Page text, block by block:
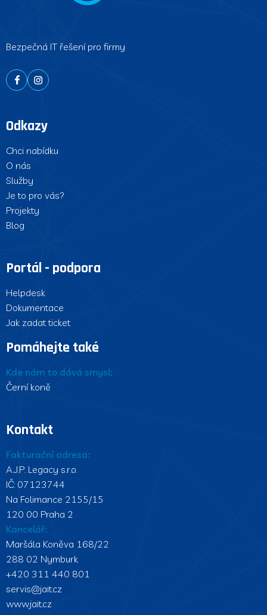
Bezpečná IT řešení pro firmy
Odkazy
Chci nabídku
O nás
Služby
Je to pro vás?
Projekty
Blog
Portál - podpora
Helpdesk
Dokumentace
Jak zadat ticket
Pomáhejte také
Kde nám to dává smysl:
Černí koně
Kontakt
Fakturační adresa:
A.J.P. Legacy s.r.o.
IČ: 07123744
Na Folimance 2155/15
120 00 Praha 2
Kancelář:
Maršála Koněva 168/22
288 02 Nymburk
+420 311 440 801
servis@jait.cz
www.jait.cz